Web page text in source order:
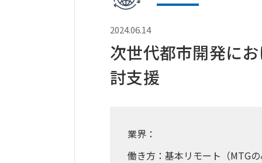
2024.06.14
次世代都市開発に
討支援
業界：
働き方：基本リモート（MTGの